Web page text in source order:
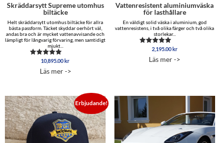
Skräddarsytt Supreme utomhus
biltäcke
Helt skräddarsytt utomhus biltäcke för allra
bästa passform. Täcket skyddar oerhört väl,
andas bra och är mycket vattenavvisande och
lämpligt för långvarig förvaring, men samtidigt
mjukt...
Betygsatt
av 5
10,895.00kr
Läs mer ->
Vattenresistent aluminiumväska
för lasthållare
En väldigt solid väska i aluminium, god
vattenresistens, i två olika färger och två olika
storlekar...
Betygsatt
av 5
2,195.00kr
Läs mer ->
Erbjudande!